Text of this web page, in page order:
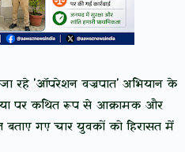
रहे 'ऑपरेशन वज्रपात' अभियान के
पर कथित रूप से आक्रामक और
गए चार युवकों को हिरासत में